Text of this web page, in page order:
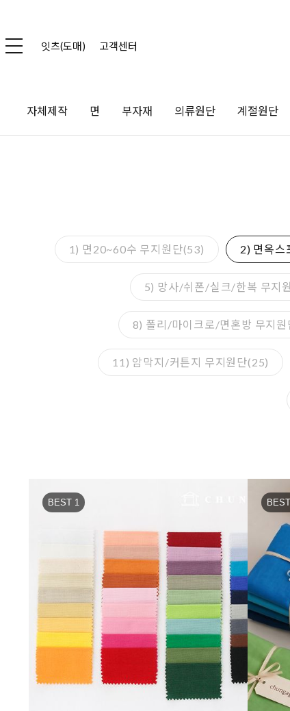
잇츠(도매) 고객센터
자체제작 면 부자재 의류원단 계절원단
1) 면20~60수 무지원단(53) 2) 면옥스
5) 망사/쉬폰/실크/한복 무지
8) 폴리/마이크로/면혼방 무지
11) 암막지/커튼지 무지원단(25)
BEST 1